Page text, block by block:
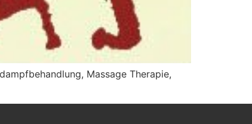
Massage Therapie,